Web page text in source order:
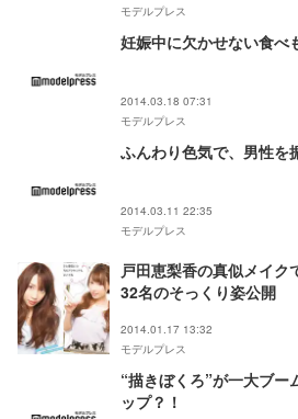
モデルプレス
妊娠中に欠かせない食べ
2014.03.18 07:31
モデルプレス
ふんわり色気で、男性を
2014.03.11 22:35
モデルプレス
戸田恵梨香の真似メイ
32名のそっくり姿公開
2014.01.17 13:32
モデルプレス
“描きぼくろ”が一大ブ
ップ？！